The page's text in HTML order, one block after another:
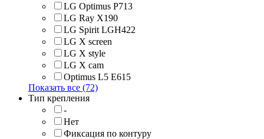
LG Optimus P713
LG Ray X190
LG Spirit LGH422
LG X screen
LG X style
LG Х cam
Optimus L5 E615
Показать все (72)
Тип крепления
-
Нет
Фиксация по контуру